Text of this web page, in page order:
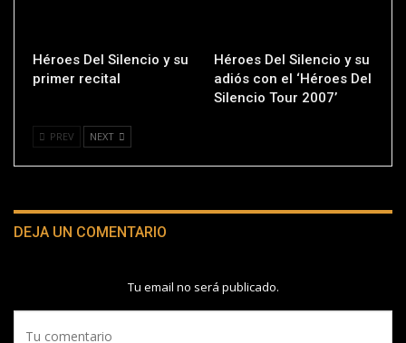
Héroes Del Silencio y su
primer recital
Héroes Del Silencio y su
adiós con el ‘Héroes Del
Silencio Tour 2007’
PREV NEXT
DEJA UN COMENTARIO
Tu email no será publicado.